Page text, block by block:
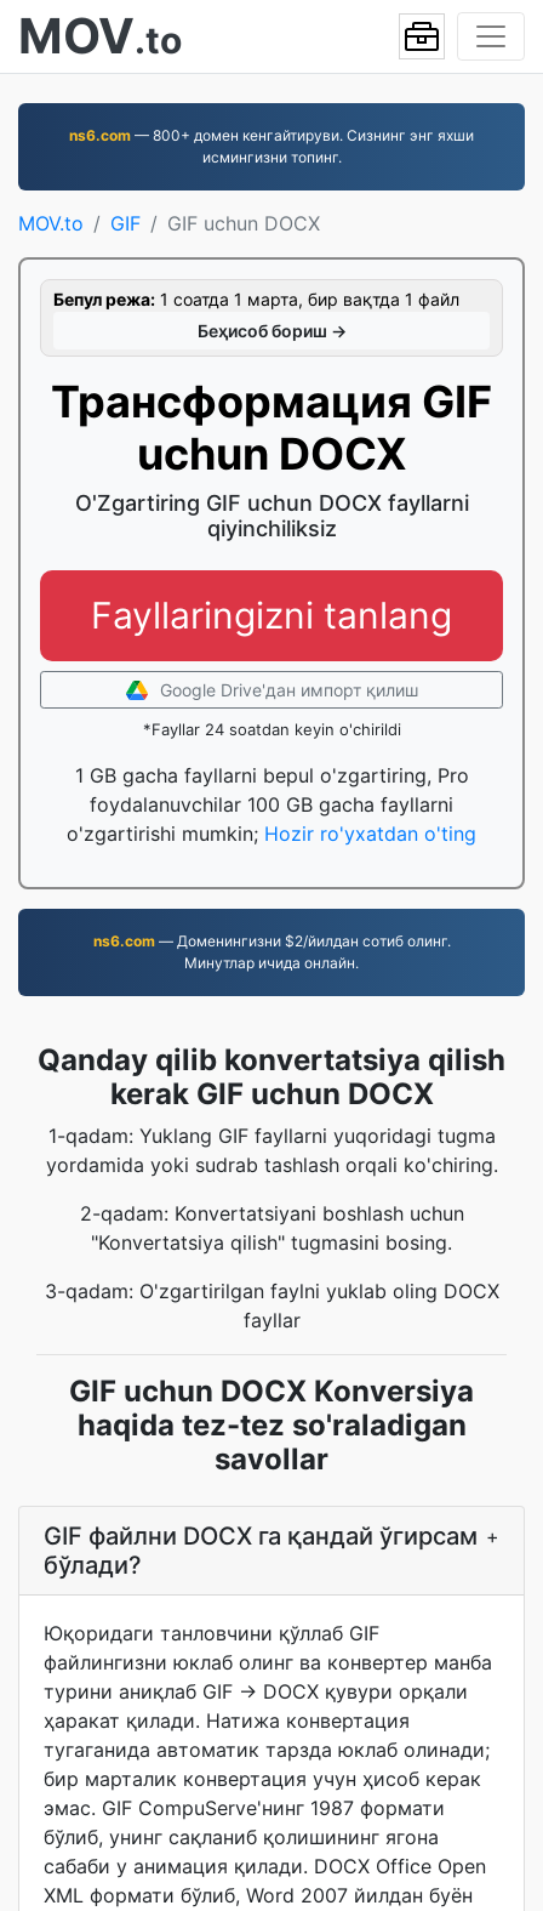
MOV.to
ns6.com — 800+ домен кенгайтируви. Сизнинг энг яхши
исмингизни топинг.
MOV.to GIF GIF uchun DOCX
Бепул режа: 1 соатда 1 марта, бир вақтда 1 файл
Беҳисоб бориш →
Трансформация GIF
uchun DOCX
O'Zgartiring GIF uchun DOCX fayllarni
qiyinchiliksiz
Fayllaringizni tanlang
Google Drive'дан импорт қилиш
*Fayllar 24 soatdan keyin o'chirildi
1 GB gacha fayllarni bepul o'zgartiring, Pro
foydalanuvchilar 100 GB gacha fayllarni
o'zgartirishi mumkin; Hozir ro'yxatdan o'ting
ns6.com— Доменингизни $2/йилдан сотиб олинг.
Минутлар ичида онлайн.
Qanday qilib konvertatsiya qilish
kerak GIF uchun DOCX
1-qadam: Yuklang GIF fayllarni yuqoridagi tugma
yordamida yoki sudrab tashlash orqali ko'chiring.
2-qadam: Konvertatsiyani boshlash uchun
"Konvertatsiya qilish" tugmasini bosing.
3-qadam: O'zgartirilgan faylni yuklab oling DOCX
fayllar
GIF uchun DOCX Konversiya
haqida tez-tez so'raladigan
savollar
GIF файлни DOCX га қандай ўгирсам
бўлади?
+
Юқоридаги танловчини қўллаб GIF
файлингизни юклаб олинг ва конвертер манба
турини аниқлаб GIF → DOCX қувури орқали
ҳаракат қилади. Натижа конвертация
тугаганида автоматик тарзда юклаб олинади;
бир марталик конвертация учун ҳисоб керак
эмас. GIF CompuServe'нинг 1987 формати
бўлиб, унинг сақланиб қолишининг ягона
сабаби у анимация қилади. DOCX Office Open
XML формати бўлиб, Word 2007 йилдан буён